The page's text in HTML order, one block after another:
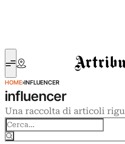
Artribune
HOME›INFLUENCER
influencer
Una raccolta di articoli